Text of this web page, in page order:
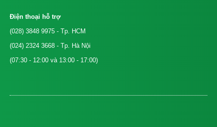
Điện thoại hỗ trợ
(028) 3848 9975 - Tp. HCM
(024) 2324 3668 - Tp. Hà Nội
(07:30 - 12:00 và 13:00 - 17:00)